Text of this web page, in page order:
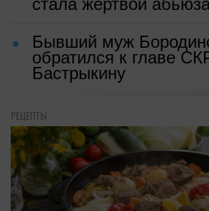
стала жертвой
Бывший муж
обратился к главе
Бастрыкину
РЕЦЕПТЫ